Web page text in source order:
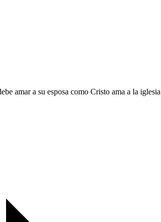
amar a su esposa como Cristo ama a la